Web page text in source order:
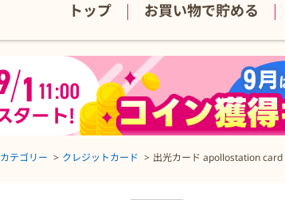
トップ お買い物で貯める
カテゴリー クレジットカード 出光カード apollostation card